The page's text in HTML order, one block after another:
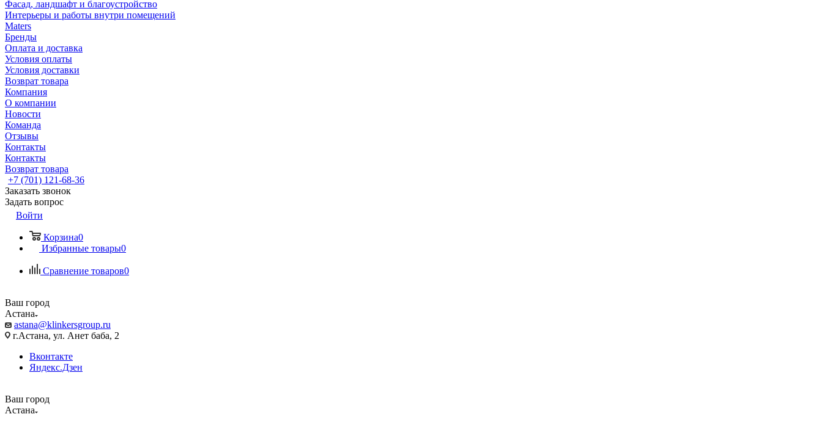
Фасад, ландшафт и благоустройство
Интерьеры и работы внутри помещений
Maters
Бренды
Оплата и доставка
Условия оплаты
Условия доставки
Возврат товара
Компания
О компании
Новости
Команда
Отзывы
Контакты
Контакты
Возврат товара
+7 (701) 121-68-36
Заказать звонок
Задать вопрос
Войти
Корзина0
Избранные товары0
Сравнение товаров0
Ваш город
Астана
astana@klinkersgroup.ru
г.Астана, ул. Анет баба, 2
Вконтакте
Яндекс.Дзен
Ваш город
Астана